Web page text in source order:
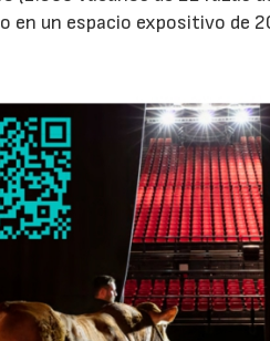
en un espacio expositivo de